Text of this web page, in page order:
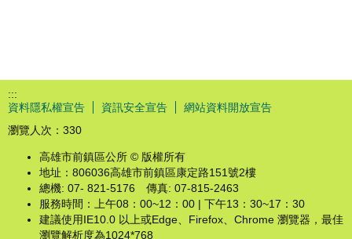
:::
資料隱私權宣告
資訊安全宣告
網站資料開放宣告
瀏覽人次： 330
高雄市前鎮區公所 © 版權所有
地址：806036高雄市前鎮區康定路151號2樓
總機: 07- 821-5176 傳真: 07-815-2463
服務時間：上午08：00~12：00 | 下午13：30~17：30
建議使用IE10.0 以上或Edge、Firefox、Chrome 瀏覽器，最佳
瀏覽解析度為1024*768